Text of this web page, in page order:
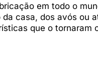
em todo o
da casa, dos avós ou
que o tornaram